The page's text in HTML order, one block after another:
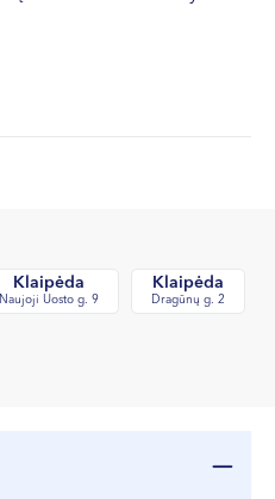
Klaipėda
Naujoji Uosto g. 9
Klaipėda
Dragūnų g. 2